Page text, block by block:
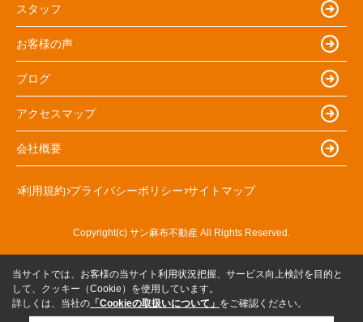
スタッフ
お客様の声
ブログ
アクセスマップ
会社概要
利用規約 プライバシーポリシー サイトマップ
Copyright(c) サン麻布不動産 All Rights Reserved.
当サイトでは、お客様の当サイト利用状況把握、サービス向上検討を目的と
して、クッキー（Cookie）を使用しています。
詳しくは、当社の 「Cookieの取扱いについて」 をご確認ください。